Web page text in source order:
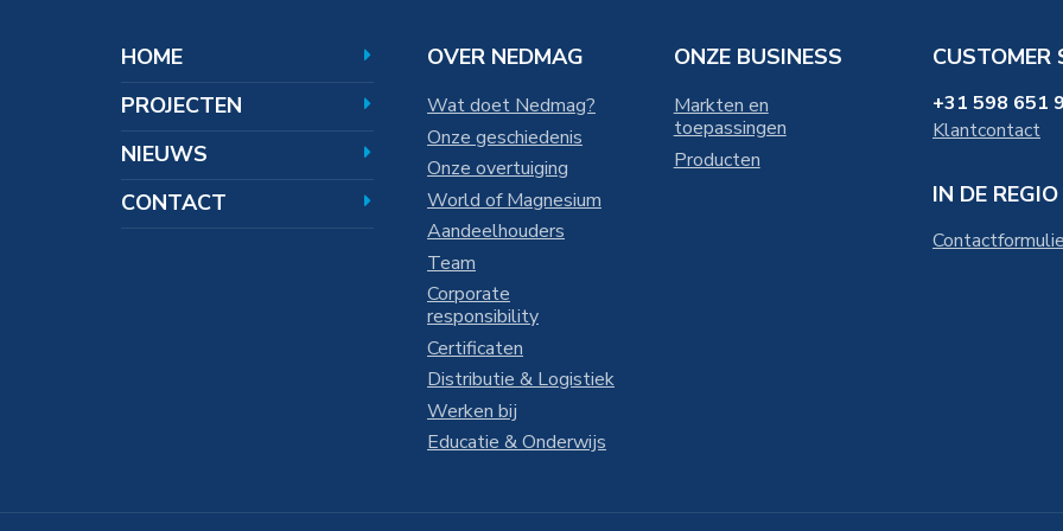
HOOFDNAVIGATIE
HOME
PROJECTEN
NIEUWS
CONTACT
OVER NEDMAG
Wat doet Nedmag?
Onze geschiedenis
Onze overtuiging
World of Magnesium
Aandeelhouders
Team
Corporate
responsibility
Certificaten
Distributie & Logistiek
Werken bij
Educatie & Onderwijs
ONZE BUSINESS
Markten en
toepassingen
Producten
CUSTOMER
+31 598 651
Klantcontact
IN DE REGIO